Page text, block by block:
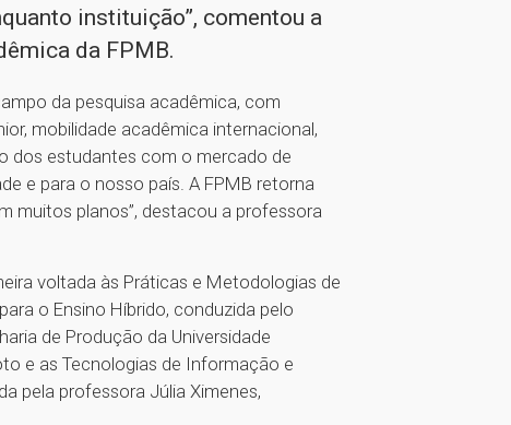
instituição”, comentou a
da FPMB.
da pesquisa acadêmica, com
mobilidade acadêmica internacional,
dos estudantes com o mercado de
e para o nosso país. A FPMB retorna
muitos planos”, destacou a professora
voltada às Práticas e Metodologias de
o Ensino Híbrido, conduzida pelo
de Produção da Universidade
e as Tecnologias de Informação e
pela professora Júlia Ximenes,